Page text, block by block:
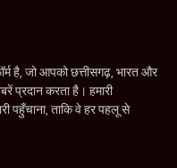
है, जो आपको छत्तीसगढ़, भारत और
प्रदान करता है। हमारी
पहुँचाना, ताकि वे हर पहलू से